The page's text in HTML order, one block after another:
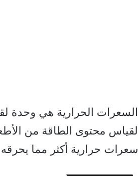
السعرات الحرارية هي وحدة
لقياس محتوى الطاقة من
سعرات حرارية أكثر مما